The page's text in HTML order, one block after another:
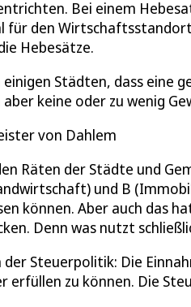
Bei einem
für den
Hebesätze.
Städten, dass eine
keine oder zu wenig
von Dahlem
Räten der Städte und
und B
können. Aber auch das
Denn was nutzt
der Steuerpolitik: Die
erfüllen zu können. Die